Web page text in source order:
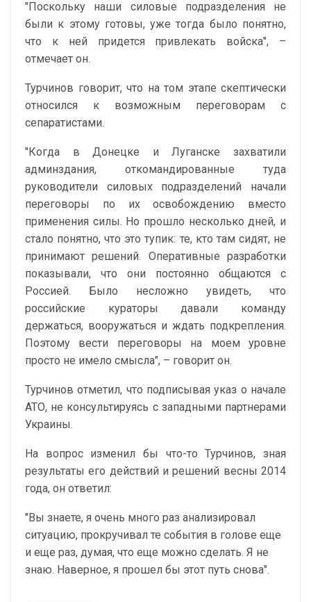
"Поскольку наши силовые подразделения не
были к этому готовы, уже тогда было понятно,
что к ней придется привлекать войска", –
отмечает он.
Турчинов говорит, что на том этапе скептически
относился к возможным переговорам с
сепаратистами.
"Когда в Донецке и Луганске захватили
админздания, откомандированные туда
руководители силовых подразделений начали
переговоры по их освобождению вместо
применения силы. Но прошло несколько дней, и
стало понятно, что это тупик: те, кто там сидят, не
принимают решений. Оперативные разработки
показывали, что они постоянно общаются с
Россией. Было несложно увидеть, что
российские кураторы давали команду
держаться, вооружаться и ждать подкрепления.
Поэтому вести переговоры на моем уровне
просто не имело смысла", – говорит он.
Турчинов отметил, что подписывая указ о начале
АТО, не консультируясь с западными партнерами
Украины.
На вопрос изменил бы что-то Турчинов, зная
результаты его действий и решений весны 2014
года, он ответил:
"Вы знаете, я очень много раз анализировал
ситуацию, прокручивал те события в голове еще
и еще раз, думая, что еще можно сделать. Я не
знаю. Наверное, я прошел бы этот путь снова".